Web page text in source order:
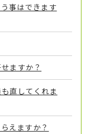
事はできます
ますか？
直してくれま
えますか？